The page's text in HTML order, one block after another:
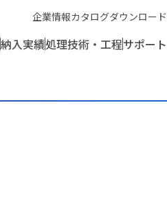
企業情報カタログダウンロード
納入実績処理技術・工程サポート